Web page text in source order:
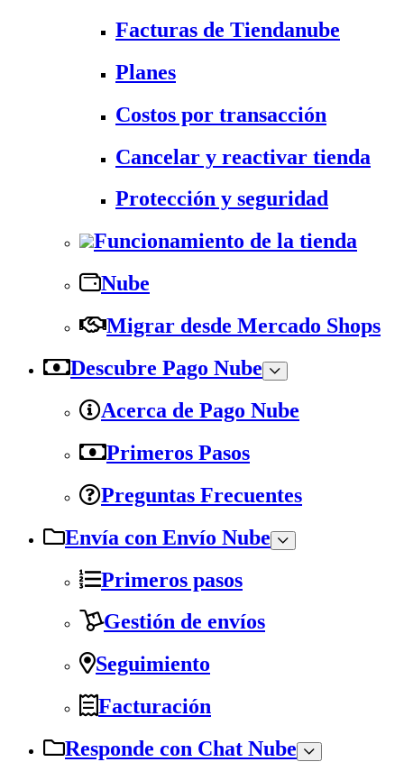
Facturas de Tiendanube
Planes
Costos por transacción
Cancelar y reactivar tienda
Protección y seguridad
Funcionamiento de la tienda
Nube
Migrar desde Mercado Shops
Descubre Pago Nube
Acerca de Pago Nube
Primeros Pasos
Preguntas Frecuentes
Envía con Envío Nube
Primeros pasos
Gestión de envíos
Seguimiento
Facturación
Responde con Chat Nube